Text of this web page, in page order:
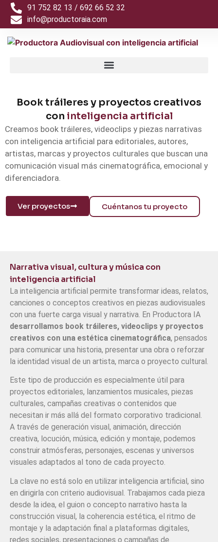
91 752 82 13 / 692 66 52 32
info@productoraia.com
Book tráileres y proyectos creativos
con inteligencia artificial
Creamos book tráileres, videoclips y piezas narrativas
con inteligencia artificial para editoriales, autores,
artistas, marcas y proyectos culturales que buscan una
comunicación visual más cinematográfica, emocional y
diferenciadora.
Ver proyectos Cuéntanos tu proyecto
Narrativa visual, cultura y música con
inteligencia artificial
La inteligencia artificial permite transformar ideas, relatos,
canciones o conceptos creativos en piezas audiovisuales
con una fuerte carga visual y narrativa. En Productora IA
desarrollamos book tráileres, videoclips y proyectos
creativos con una estética cinematográfica, pensados
para comunicar una historia, presentar una obra o reforzar
la identidad visual de un artista, marca o proyecto cultural.
Este tipo de producción es especialmente útil para
proyectos editoriales, lanzamientos musicales, piezas
culturales, campañas creativas o contenidos que
necesitan ir más allá del formato corporativo tradicional.
A través de generación visual, animación, dirección
creativa, locución, música, edición y montaje, podemos
construir atmósferas, personajes, escenas y universos
visuales adaptados al tono de cada proyecto.
La clave no está solo en utilizar inteligencia artificial, sino
en dirigirla con criterio audiovisual. Trabajamos cada pieza
desde la idea, el guion o concepto narrativo hasta la
construcción visual, la coherencia estética, el ritmo de
montaje y la adaptación final a plataformas digitales,
redes sociales, presentaciones o campañas de